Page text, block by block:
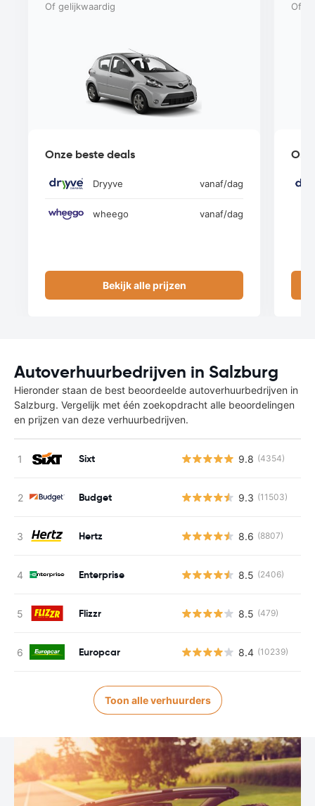
Of gelijkwaardig
Onze beste deals
Dryyve vanaf/dag
wheego vanaf/dag
Bekijk alle prijzen
Of
Autoverhuurbedrijven in Salzburg
Hieronder staan de best beoordeelde autoverhuurbedrijven in
Salzburg. Vergelijk met één zoekopdracht alle beoordelingen
en prijzen van deze verhuurbedrijven.
Sixt 9.8 (4354)
Budget 9.3 (11503)
Hertz 8.6 (8807)
Enterprise 8.5 (2406)
Flizzr 8.5 (479)
Europcar 8.4 (10239)
Toon alle verhuurders